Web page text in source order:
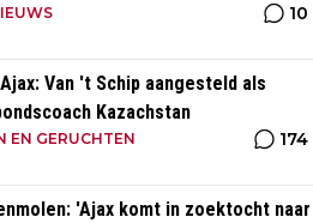
10
Ajax: Van 't Schip aangesteld als
Kazachstan
EN GERUCHTEN 174
'Ajax komt in zoektocht naar